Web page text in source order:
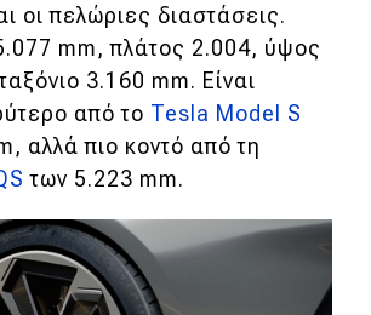
οι πελώριες διαστάσεις.
mm, πλάτος 2.004, ύψος
3.160 mm. Είναι
από το Tesla Model S
αλλά πιο κοντό από τη
των 5.223 mm.